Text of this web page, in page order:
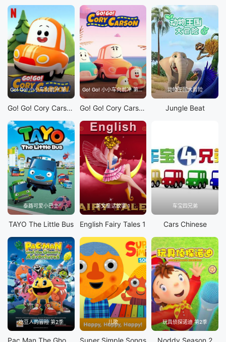
Go! Go! 小小车向前冲 第1季
Go! Go! Cory Carson S1
Go! Go! 小小车向前冲 第2季
Go! Go! Cory Carson S2
动物王国大冒险
Jungle Beat
泰路可爱小巴士
TAYO The Little Bus
英文童话故事 1
English Fairy Tales 1
车宝四兄弟
Cars Chinese
吃豆人的冒险 第2季 儿歌
Super Simple Songs
玩具侦探诺迪 第2季
Noddy Season 2